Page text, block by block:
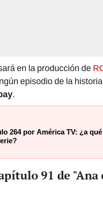
en la producción de
episodio de la
.
264 por América TV: ¿a qué
91 de "Ana